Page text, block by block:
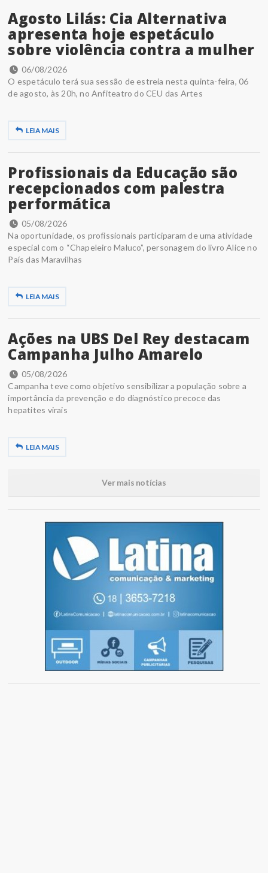
Agosto Lilás: Cia Alternativa
apresenta hoje espetáculo
sobre violência contra a mulher
06/08/2026
O espetáculo terá sua sessão de estreia nesta quinta-feira, 06
de agosto, às 20h, no Anfiteatro do CEU das Artes
LEIA MAIS
Profissionais da Educação são
recepcionados com palestra
performática
05/08/2026
Na oportunidade, os profissionais participaram de uma atividade
especial com o “Chapeleiro Maluco”, personagem do livro Alice no
País das Maravilhas
LEIA MAIS
Ações na UBS Del Rey destacam
Campanha Julho Amarelo
05/08/2026
Campanha teve como objetivo sensibilizar a população sobre a
importância da prevenção e do diagnóstico precoce das
hepatites virais
LEIA MAIS
Ver mais notícias